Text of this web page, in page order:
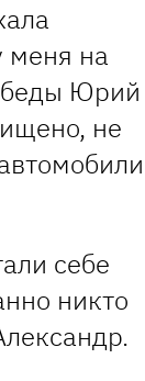
меня на
Юрий
не
себе
никто